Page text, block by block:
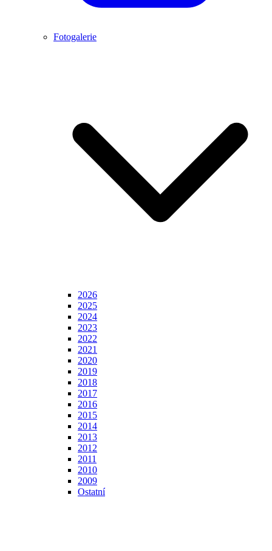
Fotogalerie
2026
2025
2024
2023
2022
2021
2020
2019
2018
2017
2016
2015
2014
2013
2012
2011
2010
2009
Ostatní